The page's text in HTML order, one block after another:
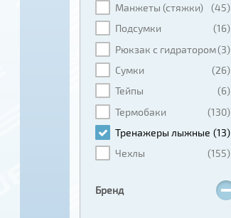
Манжеты (стяжки)
(45)
Подсумки
(16)
Рюкзак с гидратором(3)
Сумки
(26)
Тейпы
(6)
Термобаки
(130)
Тренажеры лыжные (13)
Чехлы
(155)
Бренд